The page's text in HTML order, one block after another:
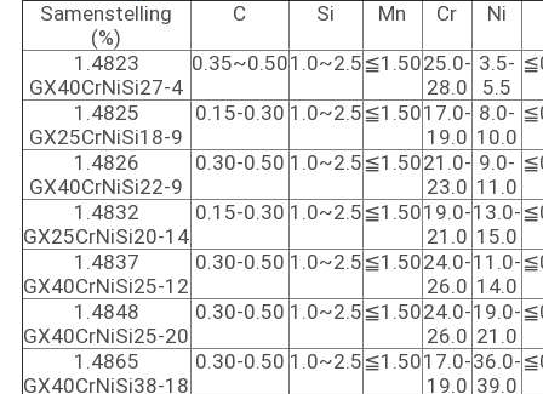
Samenstelling
(%)
C Si Mn Cr Ni
1.4823
GX40CrNiSi27-4
0.35~0.501.0~2.5≦1.5025.0-
28.0
3.5-
5.5
1.4825
GX25CrNiSi18-9
0.15-0.30 1.0~2.5≦1.5017.0-
19.0
8.0-
10.0
1.4826
GX40CrNiSi22-9
0.30-0.50 1.0~2.5≦1.5021.0-
23.0
9.0-
11.0
1.4832
GX25CrNiSi20-14
0.15-0.30 1.0~2.5≦1.5019.0-
21.0
13.0-
15.0
1.4837
GX40CrNiSi25-12
0.30-0.50 1.0~2.5≦1.5024.0-
26.0
11.0-
14.0
1.4848
GX40CrNiSi25-20
0.30-0.50 1.0~2.5≦1.5024.0-
26.0
19.0-
21.0
1.4865
GX40CrNiSi38-18
0.30-0.50 1.0~2.5≦1.5017.0-
19.0
36.0-
39.0